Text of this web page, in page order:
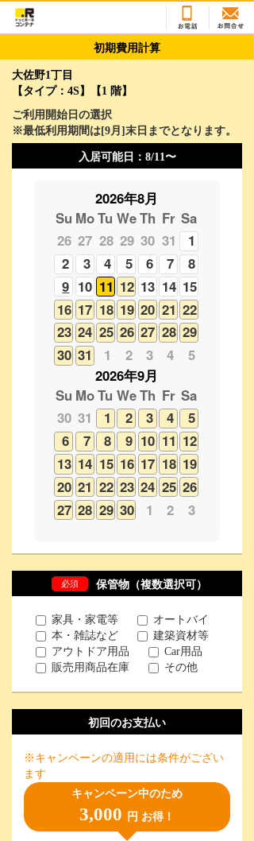
初期費用計算
大佐野1丁目
【タイプ：4S】【1 階】
ご利用開始日の選択
※最低利用期間は[9月]末日までとなります。
入居可能日： 8/11〜
2026年8月
29 30 31
2 3 4 5 6 7
9 10 11 12 13 14 15
16 17 18 19 20 21 22
23 24 25 26 27 28 29
30 31 1 2 3 4
5
2026年9月
SuMo Tu WeTh Fr Sa
30 31 1 2 3 4
5
6
7 8 10 11
12
16 17 18 19
20 21 22 23 24 25 26
27 28 29 30 1 2 3
必須 保管物（複数選択可）
家具・家電等
オートバイ
本・雑誌など
建築資材等
アウトドア用品
Car用品
販売用商品在庫
その他
初回のお支払い
※キャンペーンの適用には条件がござい
ます
キャンペーン中のため
3,000 円 お得！